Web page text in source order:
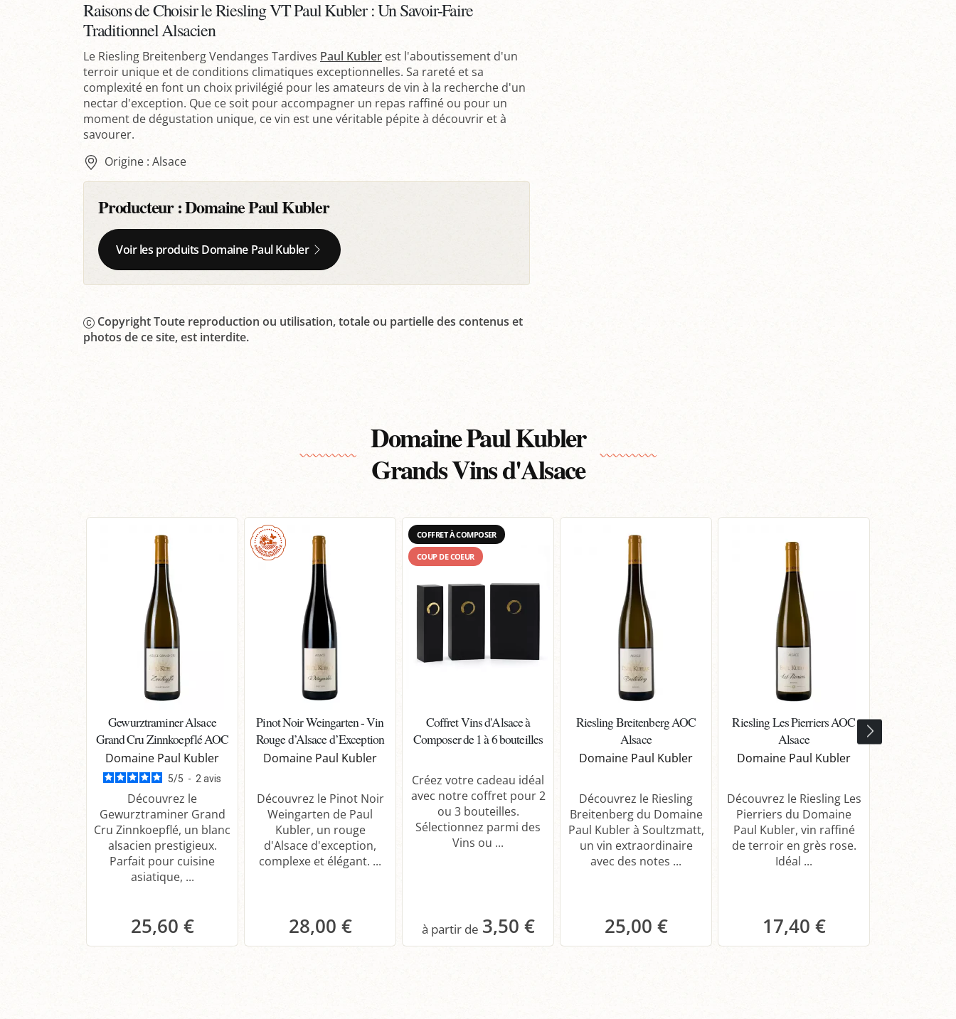
Raisons de Choisir le Riesling VT Paul Kubler : Un Savoir-Faire
Traditionnel Alsacien
Le Riesling Breitenberg Vendanges Tardives Paul Kubler est l'aboutissement d'un
terroir unique et de conditions climatiques exceptionnelles. Sa rareté et sa
complexité en font un choix privilégié pour les amateurs de vin à la recherche d'un
nectar d'exception. Que ce soit pour accompagner un repas raffiné ou pour un
moment de dégustation unique, ce vin est une véritable pépite à découvrir et à
savourer.
Origine : Alsace
Producteur :Domaine Paul Kubler
Voir les produits Domaine Paul Kubler
Copyright Toute reproduction ou utilisation, totale ou partielle des contenus et
photos de ce site, est interdite.
Domaine Paul Kubler
Grands Vins d'Alsace
Gewurztraminer Alsace
Grand Cru Zinnkoepflé AOC
Domaine Paul Kubler
5/5 - 2avis
Découvrez le
Gewurztraminer Grand
Cru Zinnkoepflé, un blanc
alsacien prestigieux.
Parfait pour cuisine
asiatique, ...
25,60 €
Pinot Noir Weingarten - Vin
Rouge d’Alsace d’Exception
Domaine Paul Kubler
Découvrez le Pinot Noir
Weingarten de Paul
Kubler, un rouge
d'Alsace d'exception,
complexe et élégant. ...
28,00 €
COFFRET À COMPOSER
COUP DE COEUR
Coffret Vins d'Alsace à
Composer de 1 à 6 bouteilles
Créez votre cadeau idéal
avec notre coffret pour 2
ou 3 bouteilles.
Sélectionnez parmi des
Vins ou ...
3,50 €
Riesling Breitenberg AOC
Alsace
Domaine Paul Kubler
Découvrez le Riesling
Breitenberg du Domaine
Paul Kubler à Soultzmatt,
un vin extraordinaire
avec des notes ...
25,00 €
Riesling Les Pierriers AOC
Alsace
Domaine Paul Kubler
Découvrez le Riesling Les
Pierriers du Domaine
Paul Kubler, vin raffiné
de terroir en grès rose.
Idéal ...
17,40 €